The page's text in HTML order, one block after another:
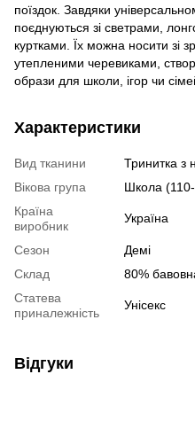
поїздок. Завдяки
поєднуються зі светрами,
куртками. Їх можна носити зі
утепленими черевиками,
образи для школи, ігор чи
Характеристики
Вид тканини
Тринитка з
Вікова група
Школа
Країна
виробник
Україна
Сезон
Демі
Склад
80%
Статева
приналежність
Унісекс
Відгуки